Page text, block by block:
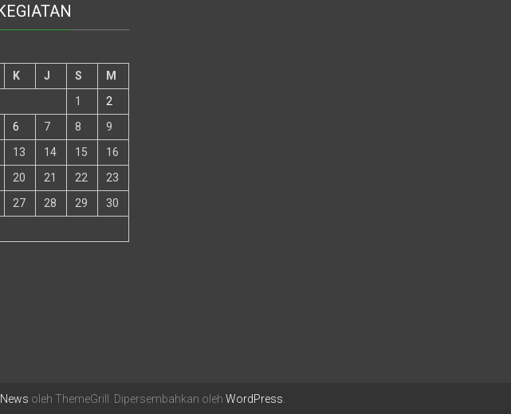
K J S
M
1
2
6 7 8
9
13 14 15
16
20 21 22
23
27 28 29
30
oleh ThemeGrill. Dipersembahkan oleh WordPress